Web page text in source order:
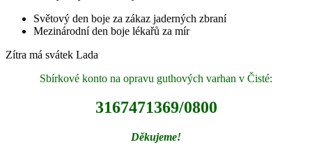
Světový den boje za zákaz jaderných zbraní
Mezinárodní den boje lékařů za mír
Zítra má svátek Lada
Sbírkové konto na opravu guthových varhan v Čisté:
3167471369/0800
Děkujeme!